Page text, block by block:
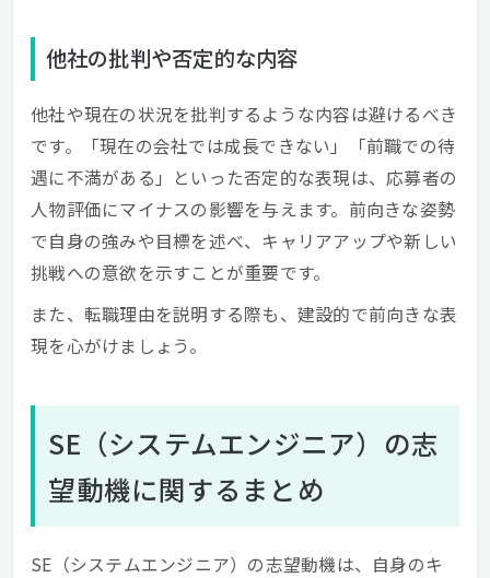
他社の批判や否定的な内容
他社や現在の状況を批判するような内容は避けるべき
です。「現在の会社では成長できない」「前職での待
遇に不満がある」といった否定的な表現は、応募者の
人物評価にマイナスの影響を与えます。前向きな姿勢
で自身の強みや目標を述べ、キャリアアップや新しい
挑戦への意欲を示すことが重要です。
また、転職理由を説明する際も、建設的で前向きな表
現を心がけましょう。
SE（システムエンジニア）の志
望動機に関するまとめ
SE（システムエンジニア）の志望動機は、自身のキ